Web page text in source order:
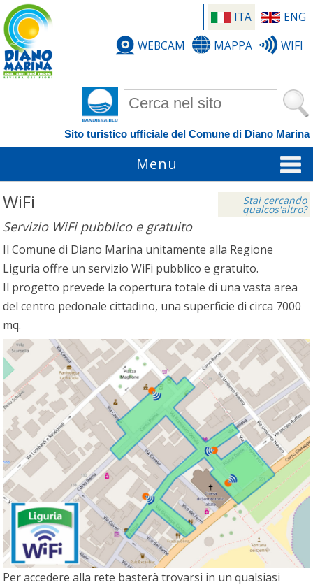
ITA
ENG
WEBCAM
MAPPA WIFI
Form di ricerca
Sito turistico ufficiale del Comune di Diano Marina
Menu
Stai cercando
qualcos'altro?
WiFi
Servizio WiFi pubblico e gratuito
Il Comune di Diano Marina unitamente alla Regione
Liguria offre un servizio WiFi pubblico e gratuito.
Il progetto prevede la copertura totale di una vasta area
del centro pedonale cittadino, una superficie di circa 7000
mq.
Per accedere alla rete basterà trovarsi in un qualsiasi